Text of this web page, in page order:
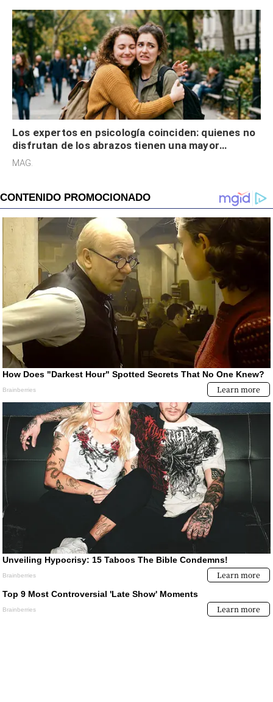
Los expertos en psicología coinciden: quienes no
disfrutan de los abrazos tienen una mayor
sensibilidad a los estímulos físicos y no es por
MAG.